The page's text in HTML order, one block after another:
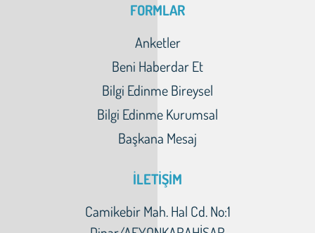
FORMLAR
Anketler
Beni Haberdar Et
Bilgi Edinme Bireysel
Bilgi Edinme Kurumsal
Başkana Mesaj
İLETİŞİM
Camikebir Mah. Hal Cd. No:1